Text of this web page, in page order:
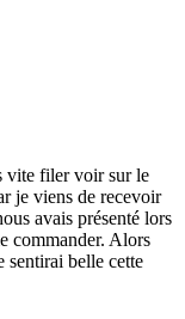
vite filer voir sur le
je viens de recevoir
avais présenté lors
commander. Alors
sentirai belle cette